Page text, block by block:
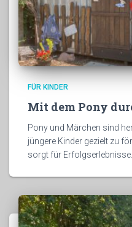
FÜR KINDER
Mit dem Pony
Pony und Märchen sind
jüngere Kinder gezielt zu
sorgt für Erfolgserlebnisse.